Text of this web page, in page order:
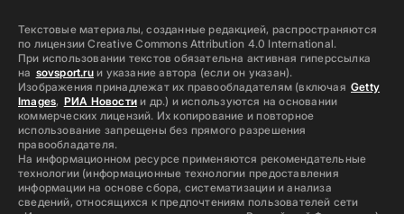
Текстовые материалы, созданные редакцией, распространяются
по лицензии Creative Commons Attribution 4.0 International.
При использовании текстов обязательна активная гиперссылка
на sovsport.ruи указание автора (если он указан).
Изображения принадлежат их правообладателям (включая Getty
Images, РИА Новостии др.) и используются на основании
коммерческих лицензий. Их копирование и повторное
использование запрещены без прямого разрешения
правообладателя.
На информационном ресурсе применяются рекомендательные
технологии (информационные технологии предоставления
информации на основе сбора, систематизации и анализа
сведений, относящихся к предпочтениям пользователей сети